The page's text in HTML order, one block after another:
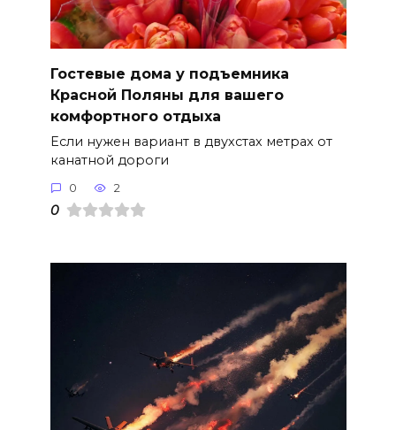
Гостевые дома у подъемника
Красной Поляны для вашего
комфортного отдыха
Если нужен вариант в двухстах метрах от
канатной дороги
0 2
0